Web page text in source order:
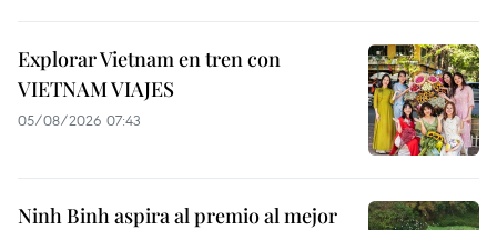
Explorar Vietnam en tren con
VIETNAM VIAJES
05/08/2026 07:43
Ninh Binh aspira al premio al mejor